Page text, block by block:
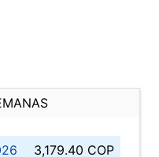
3,179.40 COP